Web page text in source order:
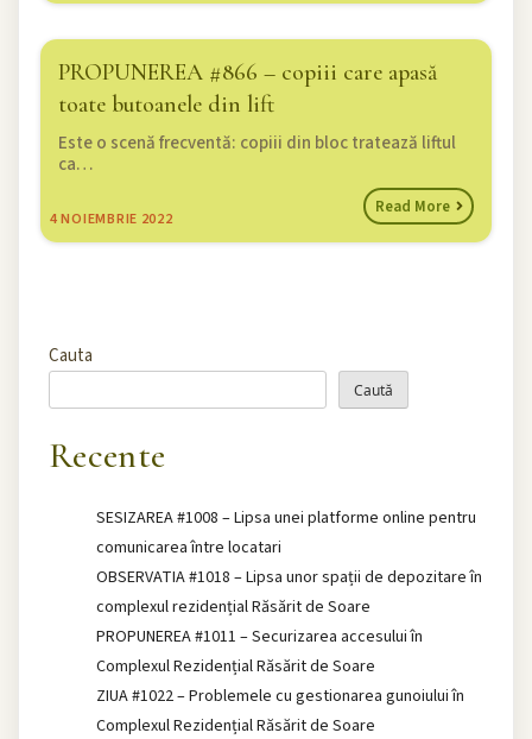
PROPUNEREA #866 – copiii care apasă
toate butoanele din lift
4 NOIEMBRIE 2022
Este o scenă frecventă: copiii din bloc tratează liftul
ca…
Read More
Cauta
Caută
Recente
SESIZAREA #1008 – Lipsa unei platforme online pentru
comunicarea între locatari
OBSERVATIA #1018 – Lipsa unor spații de depozitare în
complexul rezidențial Răsărit de Soare
PROPUNEREA #1011 – Securizarea accesului în
Complexul Rezidențial Răsărit de Soare
ZIUA #1022 – Problemele cu gestionarea gunoiului în
Complexul Rezidențial Răsărit de Soare